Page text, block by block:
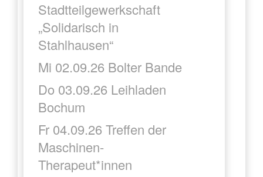
Stadtteilgewerkschaft
„Solidarisch in
Stahlhausen“
Mi 02.09.26 Bolter Bande
Do 03.09.26 Leihladen
Bochum
Fr 04.09.26 Treffen der
Maschinen-
Therapeut*innen